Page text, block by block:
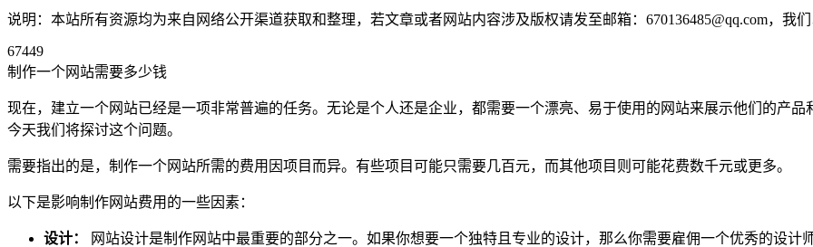
说明：本站所有资源均为来自网络公开渠道获取和整理，若文章或者网站内容涉及版权请发至邮箱：670136485@qq.com，我
67449
制作一个网站需要多少钱
现在，建立一个网站已经是一项非常普遍的任务。无论是个人还是企业，都需要一个漂亮、易于使用的网站来展示他们的产
今天我们将探讨这个问题。
需要指出的是，制作一个网站所需的费用因项目而异。有些项目可能只需要几百元，而其他项目则可能花费数千元或更多。
以下是影响制作网站费用的一些因素：
设计：
网站设计是制作网站中最重要的部分之一。如果你想要一个独特且专业的设计，那么你需要雇佣一个优秀的设